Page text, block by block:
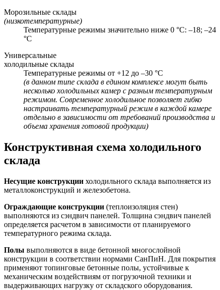
Морозильные склады
(низкотемпературные)
Температурные режимы значительно ниже 0 °С: –18; –24
°С
Универсальные
холодильные склады
Температурные режимы от +12 до –30 °С
(в данном типе склада в едином комплексе могут быть
несколько холодильных камер с разным температурным
режимом. Современное холодильное позволяет гибко
настраивать температурный режим в каждой камере
отдельно в зависимости от требований производства и
объема хранения готовой продукции)
Конструктивная схема холодильного
склада
Несущие конструкции холодильного склада выполняется из
металлоконструкций и железобетона.
Ограждающие конструкции (теплоизоляция стен)
выполняются из сэндвич панелей. Толщина сэндвич панелей
определяется расчетом в зависимости от планируемого
температурного режима склада.
Полы выполняются в виде бетонной многослойной
конструкции в соответствии нормами СанПиН. Для покрытия
применяют топинговые бетонные полы, устойчивые к
механическим воздействиям от погрузочной техники и
выдерживающих нагрузку от складского оборудования.